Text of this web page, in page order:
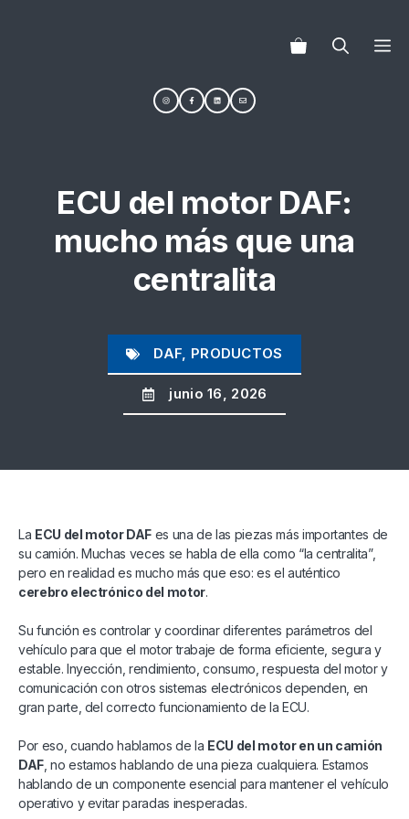
ECU del motor DAF:
mucho más que una
centralita
DAF, PRODUCTOS
junio 16, 2026
La ECU del motor DAF es una de las piezas más importantes de
su camión. Muchas veces se habla de ella como “la centralita”,
pero en realidad es mucho más que eso: es el auténtico
cerebro electrónico del motor.
Su función es controlar y coordinar diferentes parámetros del
vehículo para que el motor trabaje de forma eficiente, segura y
estable. Inyección, rendimiento, consumo, respuesta del motor y
comunicación con otros sistemas electrónicos dependen, en
gran parte, del correcto funcionamiento de la ECU.
Por eso, cuando hablamos de la ECU del motor en un camión
DAF, no estamos hablando de una pieza cualquiera. Estamos
hablando de un componente esencial para mantener el vehículo
operativo y evitar paradas inesperadas.